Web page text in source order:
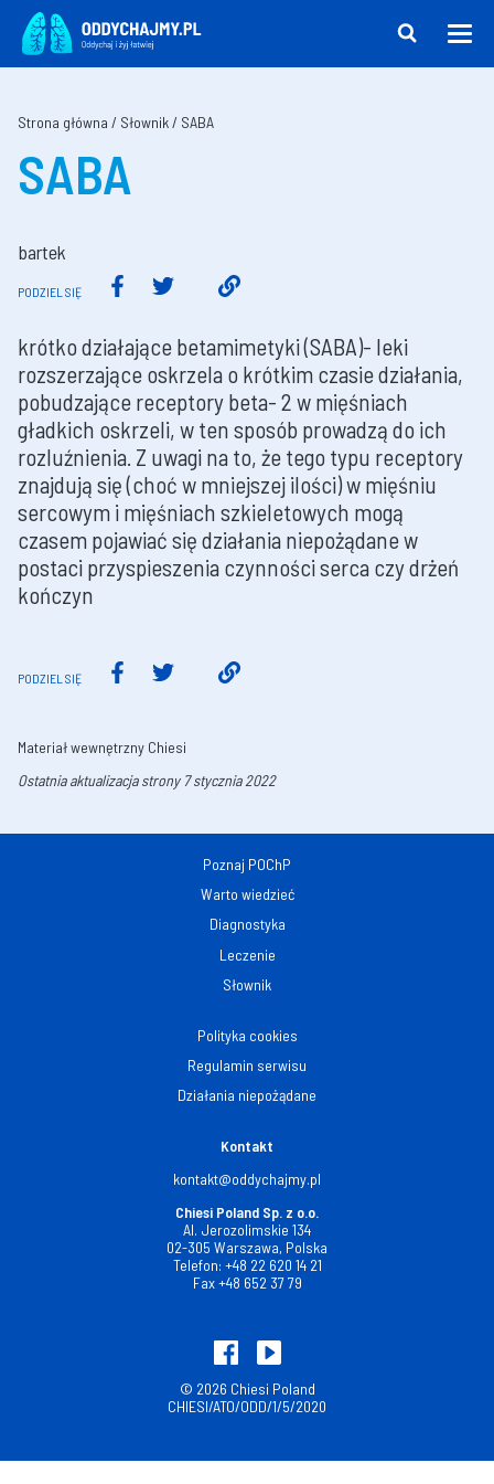
Strona główna / Słownik/ SABA
SABA
bartek
PODZIEL SIĘ
krótko działające betamimetyki (SABA)- leki
rozszerzające oskrzela o krótkim czasie działania,
pobudzające receptory beta- 2 w mięśniach
gładkich oskrzeli, w ten sposób prowadzą do ich
rozluźnienia. Z uwagi na to, że tego typu receptory
znajdują się (choć w mniejszej ilości) w mięśniu
sercowym i mięśniach szkieletowych mogą
czasem pojawiać się działania niepożądane w
postaci przyspieszenia czynności serca czy drżeń
kończyn
PODZIEL SIĘ
Materiał wewnętrzny Chiesi
Ostatnia aktualizacja strony 7 stycznia 2022
Poznaj POChP
Warto wiedzieć
Diagnostyka
Leczenie
Słownik
Polityka cookies
Regulamin serwisu
Działania niepożądane
Kontakt
kontakt@oddychajmy.pl
Chiesi Poland Sp. z o.o.
Al. Jerozolimskie 134
02-305 Warszawa, Polska
Telefon: +48 22 620 14 21
Fax+48 652 37 79
© 2026 Chiesi Poland
CHIESI/ATO/ODD/1/5/2020